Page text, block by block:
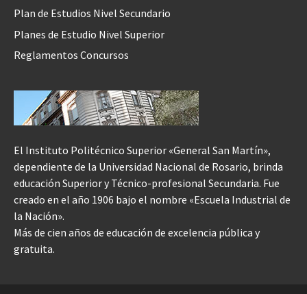
Plan de Estudios Nivel Secundario
Planes de Estudio Nivel Superior
Reglamentos Concursos
El Instituto Politécnico Superior «General San Martín»,
dependiente de la Universidad Nacional de Rosario, brinda
educación Superior y Técnico-profesional Secundaria. Fue
creado en el año 1906 bajo el nombre «Escuela Industrial de
la Nación».
Más de cien años de educación de excelencia pública y
gratuita.